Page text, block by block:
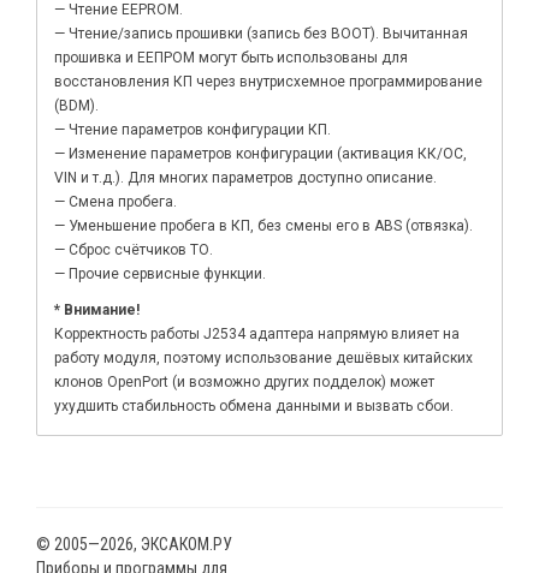
— Чтение EEPROM.
— Чтение/запись прошивки (запись без BOOT). Вычитанная
прошивка и ЕЕПРОМ могут быть использованы для
восстановления КП через внутрисхемное программирование
(BDM).
— Чтение параметров конфигурации КП.
— Изменение параметров конфигурации (активация КК/ОС,
VIN и т.д.). Для многих параметров доступно описание.
— Смена пробега.
— Уменьшение пробега в КП, без смены его в ABS (отвязка).
— Сброс счётчиков ТО.
— Прочие сервисные функции.
* Внимание!
Корректность работы J2534 адаптера напрямую влияет на
работу модуля, поэтому использование дешёвых китайских
клонов OpenPort (и возможно других подделок) может
ухудшить стабильность обмена данными и вызвать сбои.
© 2005—2026, ЭКСАКОМ.РУ
Приборы и программы для